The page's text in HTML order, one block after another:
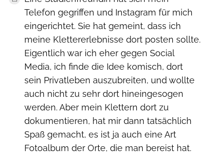
Telefon gegriffen und Instagram für mich
eingerichtet. Sie hat gemeint, dass ich
meine Klettererlebnisse dort posten sollte.
Eigentlich war ich eher gegen Social
Media, ich finde die Idee komisch, dort
sein Privatleben auszubreiten, und wollte
auch nicht zu sehr dort hineingesogen
werden. Aber mein Klettern dort zu
dokumentieren, hat mir dann tatsächlich
Spaß gemacht, es ist ja auch eine Art
Fotoalbum der Orte, die man bereist hat.